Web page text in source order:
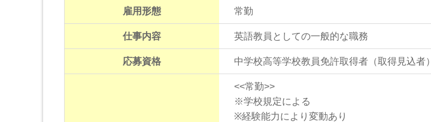
雇用形態 常勤
仕事内容 英語教員としての一般的な職務
応募資格 中学校高等学校教員免許取得者（取得見込者）
<<常勤>>
※学校規定による
※経験能力により変動あり